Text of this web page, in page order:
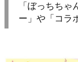
「ぼっちち
ー」や「コラ